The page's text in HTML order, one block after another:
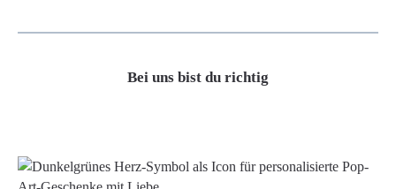
Bei uns bist du richtig